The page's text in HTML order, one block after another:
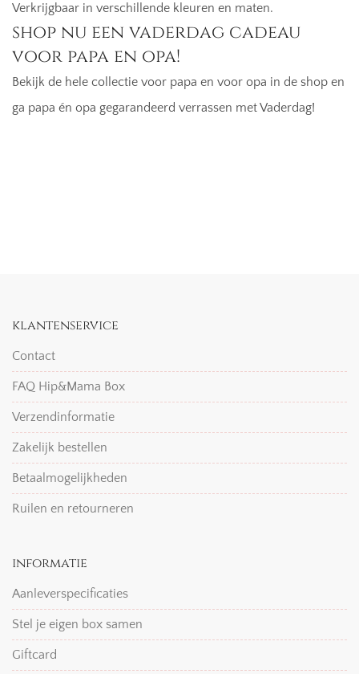
Verkrijgbaar in verschillende kleuren en maten.
shop nu een vaderdag cadeau
voor papa en opa!
Bekijk de hele collectie voor papa en voor opa in de shop en
ga papa én opa gegarandeerd verrassen met Vaderdag!
klantenservice
Contact
FAQ Hip&Mama Box
Verzendinformatie
Zakelijk bestellen
Betaalmogelijkheden
Ruilen en retourneren
informatie
Aanleverspecificaties
Stel je eigen box samen
Giftcard